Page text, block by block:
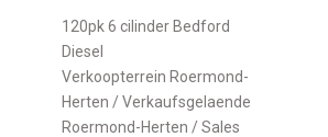
120pk 6 cilinder Bedford
Diesel
Verkoopterrein Roermond-
Herten / Verkaufsgelaende
Roermond-Herten / Sales